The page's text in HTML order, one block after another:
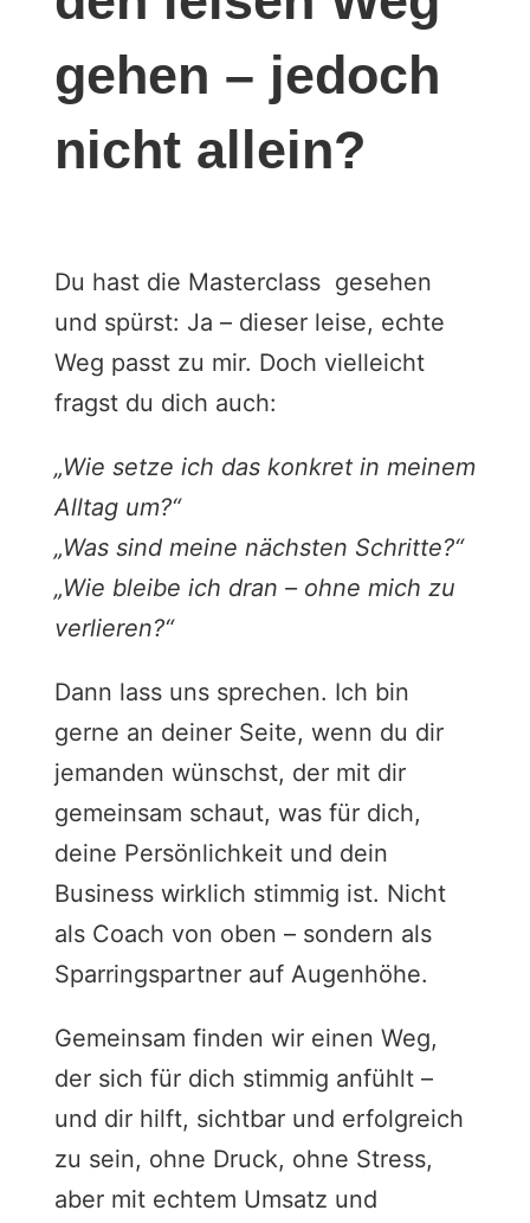
gehen – jedoch
nicht allein?
Du hast die Masterclass gesehen
und spürst: Ja – dieser leise, echte
Weg passt zu mir. Doch vielleicht
fragst du dich auch:
„Wie setze ich das konkret in meinem
Alltag um?“
„Was sind meine nächsten Schritte?“
„Wie bleibe ich dran – ohne mich zu
verlieren?“
Dann lass uns sprechen. Ich bin
gerne an deiner Seite, wenn du dir
jemanden wünschst, der mit dir
gemeinsam schaut, was für dich,
deine Persönlichkeit und dein
Business wirklich stimmig ist. Nicht
als Coach von oben – sondern als
Sparringspartner auf Augenhöhe.
Gemeinsam finden wir einen Weg,
der sich für dich stimmig anfühlt –
und dir hilft, sichtbar und erfolgreich
zu sein, ohne Druck, ohne Stress,
aber mit echtem Umsatz und